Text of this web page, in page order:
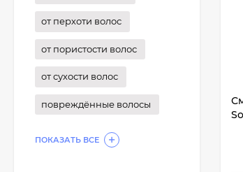
от перхоти волос
от пористости волос
от сухости волос
повреждённые волосы
ПОКАЗАТЬ ВСЕ